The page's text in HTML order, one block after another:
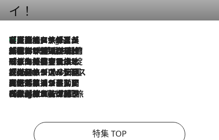
イ！
9 Hours Ago
【厳選旅コスメ】「多機能アイテムがメイン！」旅好き美容エディターが選んだ夏旅ベストコスメを発表【Mサイズジップ】
2026.8.6
「荷物が増えるほど旅ストレスは増す」美容ジャーナリストがたどり着いた最終結論。“化粧品を劇的に減らす”感動の凝縮美容とは
2026.8.6
「旅先には金髪ウィッグを持参」日本と同じメイクでは損してる!? 美容ジャーナリストが提案する“掟破りの旅美容”とは
2026.8.6
【厳選旅コスメ】「身軽さ＆UV対策重視！」ヘアアーティストshucoが選んだ夏旅ベストコスメを発表【Mサイズジップ】
2026.8.5
【厳選旅コスメ】国内をあちこち移動する河井菜摘が選んだ夏旅ベストコスメ発表！「リラックスアイテムはマスト」【Mサイズジップ】
2026.8.4
【厳選旅コスメ】「紫外線＆乾燥対策しながらメイク感も！」ヘア＆メイクGeorgeが選んだ夏旅ベストコスメを発表！【Mサイズジップ】
特集 TOP